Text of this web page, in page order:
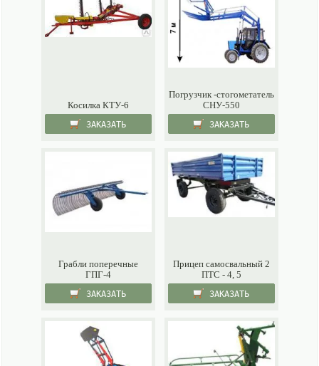
ЗАКАЗАТЬ
Косилка КТУ-6
ЗАКАЗАТЬ
Погрузчик -стогометатель
СНУ-550
ЗАКАЗАТЬ
Грабли поперечные
ГПГ-4
ЗАКАЗАТЬ
Прицеп самосвальный 2
ПТС - 4, 5